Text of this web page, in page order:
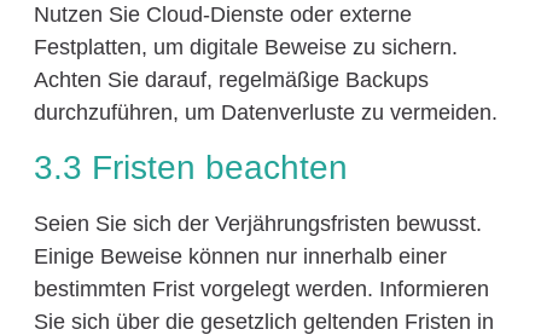
Nutzen Sie Cloud-Dienste oder externe
Festplatten, um digitale Beweise zu sichern.
Achten Sie darauf, regelmäßige Backups
durchzuführen, um Datenverluste zu vermeiden.
3.3 Fristen beachten
Seien Sie sich der Verjährungsfristen bewusst.
Einige Beweise können nur innerhalb einer
bestimmten Frist vorgelegt werden. Informieren
Sie sich über die gesetzlich geltenden Fristen in